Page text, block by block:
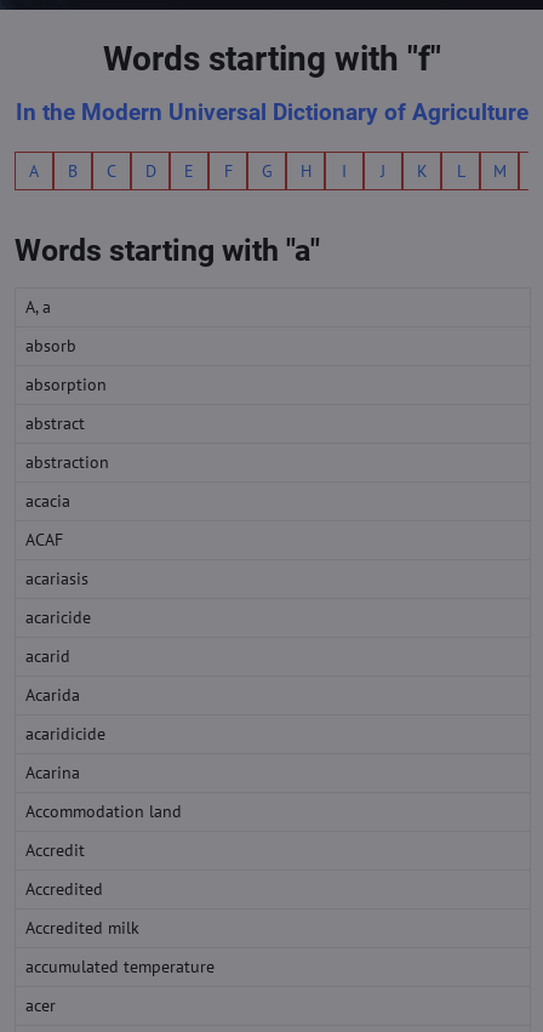
Words starting with "f"
In the Modern Universal Dictionary of Agriculture
A B C D E F G H I J K L M
Words starting with "a"
A, a
absorb
absorption
abstract
abstraction
acacia
ACAF
acariasis
acaricide
acarid
Acarida
acaridicide
Acarina
Accommodation land
Accredit
Accredited
Accredited milk
accumulated temperature
acer